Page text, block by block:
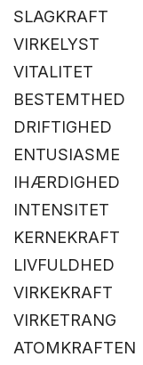
SLAGKRAFT
VIRKELYST
VITALITET
BESTEMTHED
DRIFTIGHED
ENTUSIASME
IHÆRDIGHED
INTENSITET
KERNEKRAFT
LIVFULDHED
VIRKEKRAFT
VIRKETRANG
ATOMKRAFTEN